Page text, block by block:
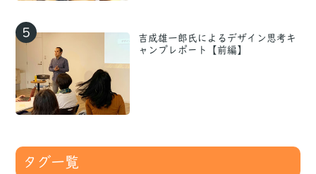
5
吉成雄一郎氏によるデザイン思考キ
ャンプレポート【前編】
タグ一覧